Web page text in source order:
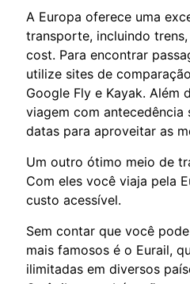
A Europa oferece uma
transporte, incluindo
cost. Para encontrar
utilize sites de
Google Fly e Kayak. Além
viagem com antecedência
datas para aproveitar as
Um outro ótimo meio de
Com eles você viaja pela
custo acessível.
Sem contar que você
mais famosos é o Eurail,
ilimitadas em diversos